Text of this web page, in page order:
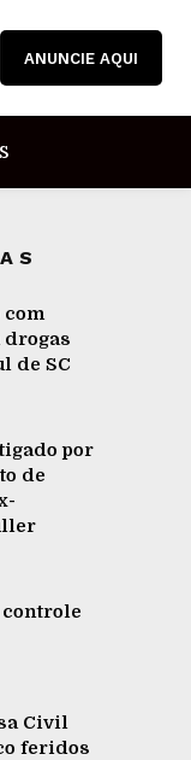
ANUNCIE AQUI
com
drogas
de SC
por
de
controle
Civil
feridos